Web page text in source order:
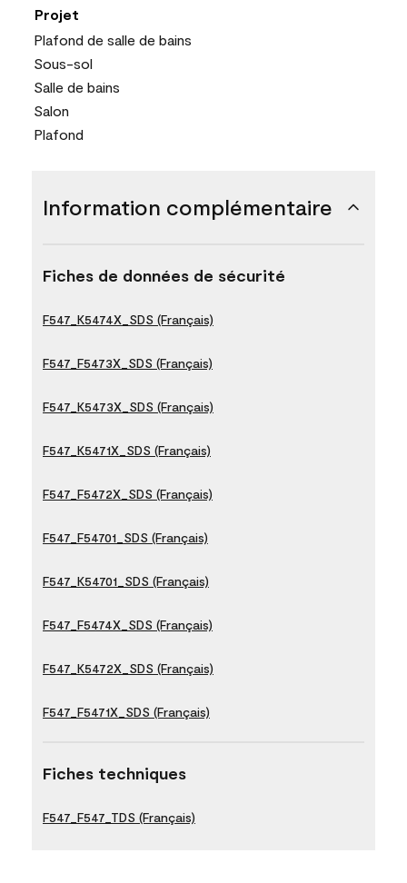
Projet
Plafond de salle de bains
Sous-sol
Salle de bains
Salon
Plafond
Information complémentaire
Fiches de données de sécurité
F547_K5474X_SDS (Français)
F547_F5473X_SDS (Français)
F547_K5473X_SDS (Français)
F547_K5471X_SDS (Français)
F547_F5472X_SDS (Français)
F547_F54701_SDS (Français)
F547_K54701_SDS (Français)
F547_F5474X_SDS (Français)
F547_K5472X_SDS (Français)
F547_F5471X_SDS (Français)
Fiches techniques
F547_F547_TDS (Français)